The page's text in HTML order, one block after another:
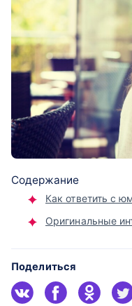
Содержание
Как ответить с
Оригинальные
Поделиться